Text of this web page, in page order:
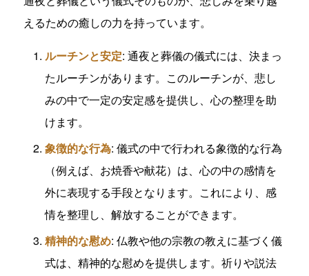
えるための癒しの力を持っています。
ルーチンと安定: 通夜と葬儀の儀式には、決まっ
たルーチンがあります。このルーチンが、悲し
みの中で一定の安定感を提供し、心の整理を助
けます。
象徴的な行為: 儀式の中で行われる象徴的な行為
（例えば、お焼香や献花）は、心の中の感情を
外に表現する手段となります。これにより、感
情を整理し、解放することができます。
精神的な慰め: 仏教や他の宗教の教えに基づく儀
式は、精神的な慰めを提供します。祈りや説法